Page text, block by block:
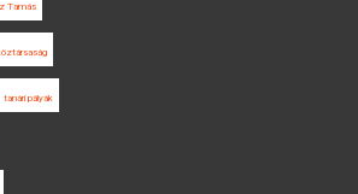
Tamás
tanári pályák